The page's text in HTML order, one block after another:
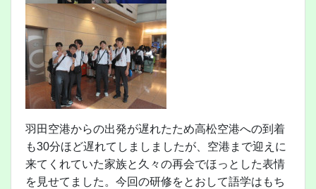
羽田空港からの出発が遅れたため高松空港への到着
も30分ほど遅れてしましましたが、空港まで迎えに
来てくれていた家族と久々の再会でほっとした表情
を見せてました。今回の研修をとおして語学はもち